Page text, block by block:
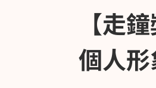
【走
個人形